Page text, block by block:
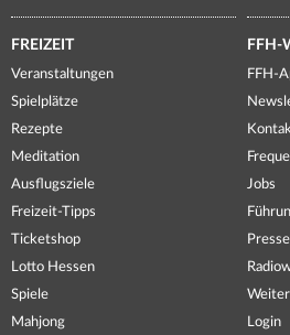
FREIZEIT
Veranstaltungen
Spielplätze
Rezepte
Meditation
Ausflugsziele
Freizeit-Tipps
Ticketshop
Lotto Hessen
Spiele
Mahjong
FFH-
FFH-
Jobs
Presse
Login